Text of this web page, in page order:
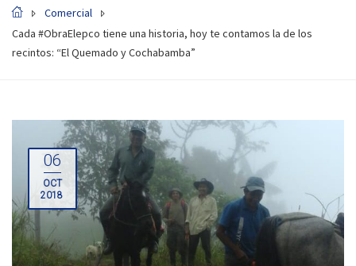
Comercial
Cada #ObraElepco tiene una historia, hoy te contamos la de los
recintos: “El Quemado y Cochabamba”
06
OCT
2018